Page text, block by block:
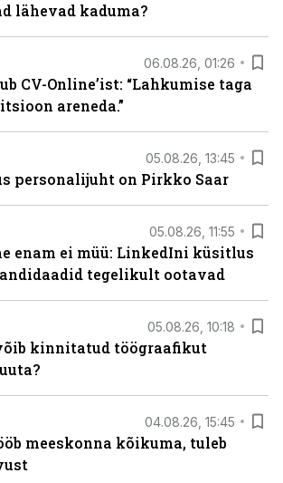
lähevad kaduma?
06.08.26, 01:26
CV-Online’ist: “Lahkumise taga
areneda.”
05.08.26, 13:45
personalijuht on Pirkko Saar
05.08.26, 11:55
enam ei müü: LinkedIni küsitlus
tegelikult ootavad
05.08.26, 10:18
kinnitatud töögraafikut
04.08.26, 15:45
meeskonna kõikuma, tuleb